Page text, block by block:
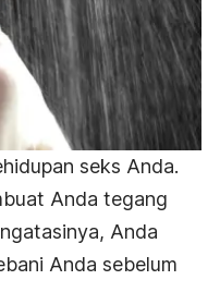
seks Anda.
Anda tegang
Anda
Anda sebelum